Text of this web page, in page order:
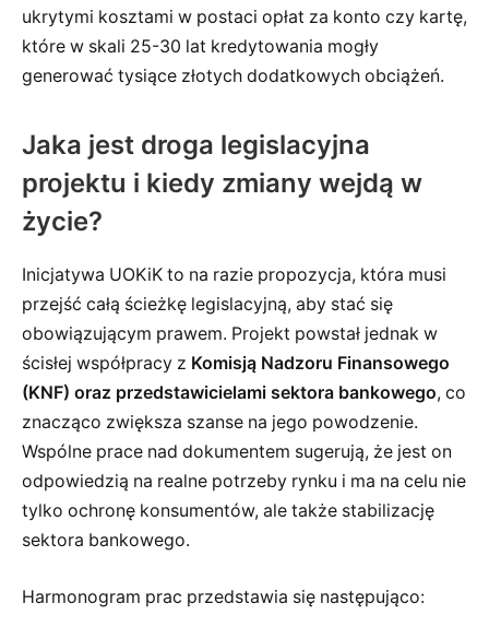
ukrytymi kosztami w postaci opłat za konto czy kartę,
które w skali 25-30 lat kredytowania mogły
generować tysiące złotych dodatkowych obciążeń.
Jaka jest droga legislacyjna
projektu i kiedy zmiany wejdą w
życie?
Inicjatywa UOKiK to na razie propozycja, która musi
przejść całą ścieżkę legislacyjną, aby stać się
obowiązującym prawem. Projekt powstał jednak w
ścisłej współpracy z Komisją Nadzoru Finansowego
(KNF) oraz przedstawicielami sektora bankowego, co
znacząco zwiększa szanse na jego powodzenie.
Wspólne prace nad dokumentem sugerują, że jest on
odpowiedzią na realne potrzeby rynku i ma na celu nie
tylko ochronę konsumentów, ale także stabilizację
sektora bankowego.
Harmonogram prac przedstawia się następująco: